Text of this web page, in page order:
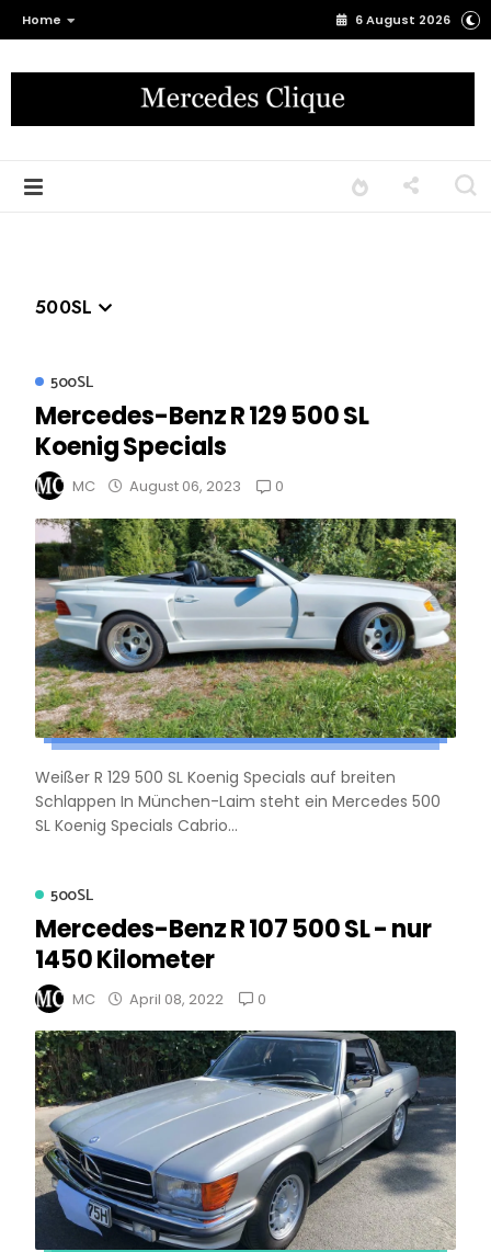
Home 6 August 2026
500SL
500SL
Mercedes-Benz R 129 500 SL
Koenig Specials
MC August 06, 2023 0
Weißer R 129 500 SL Koenig Specials auf breiten
Schlappen In München-Laim steht ein Mercedes 500
SL Koenig Specials Cabrio...
500SL
Mercedes-Benz R 107 500 SL - nur
1450 Kilometer
MC April 08, 2022 0